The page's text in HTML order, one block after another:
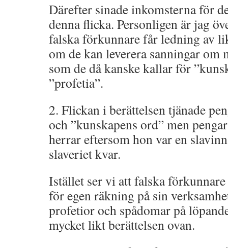
Därefter sinade inkomsterna för
denna flicka. Personligen är jag
falska förkunnare får ledning av
om de kan leverera sanningar
som de då kanske kallar för
”profetia”.
2. Flickan i berättelsen tjänade
och ”kunskapens ord” men
herrar eftersom hon var en
slaveriet kvar.
Istället ser vi att falska
för egen räkning på sin
profetior och spådomar på
mycket likt berättelsen ovan.